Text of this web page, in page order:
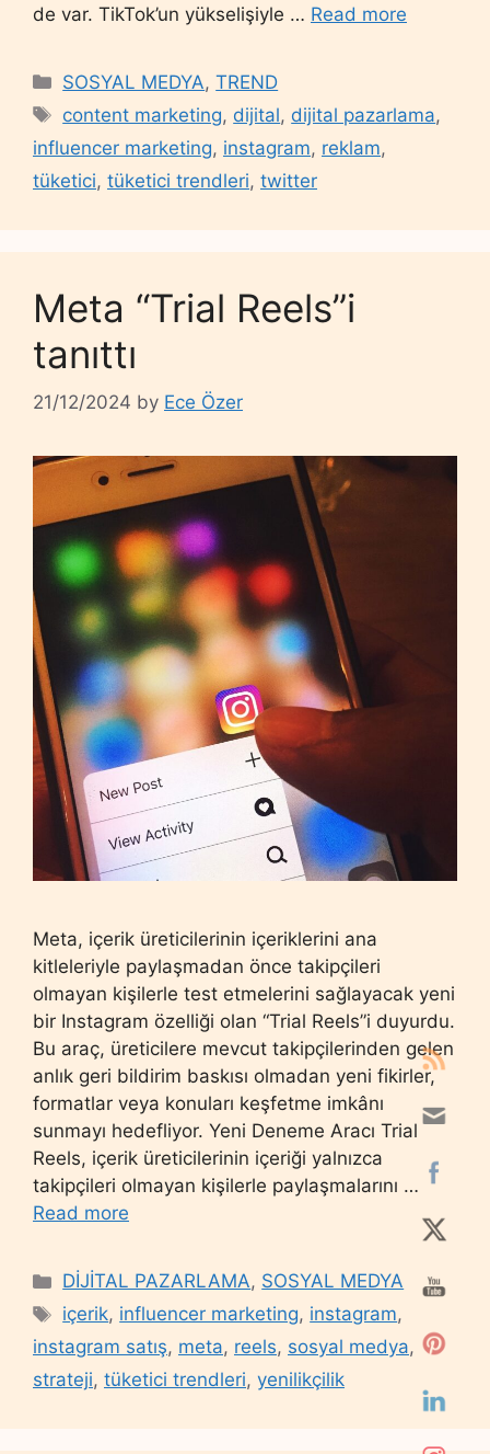
de var. TikTok’un yükselişiyle … Read more
Categories
SOSYAL MEDYA,TREND
Tags
content marketing, dijital, dijital pazarlama,
influencer marketing, instagram, reklam,
tüketici, tüketici trendleri, twitter
Meta “Trial Reels”i
tanıttı
21/12/2024 by Ece Özer
Meta, içerik üreticilerinin içeriklerini ana
kitleleriyle paylaşmadan önce takipçileri
olmayan kişilerle test etmelerini sağlayacak yeni
bir Instagram özelliği olan “Trial Reels”i duyurdu.
Bu araç, üreticilere mevcut takipçilerinden gelen
anlık geri bildirim baskısı olmadan yeni fikirler,
formatlar veya konuları keşfetme imkânı
sunmayı hedefliyor. Yeni Deneme Aracı Trial
Reels, içerik üreticilerinin içeriği yalnızca
takipçileri olmayan kişilerle paylaşmalarını …
Read more
Categories
DİJİTAL PAZARLAMA, SOSYAL MEDYA
Tags
içerik, influencer marketing, instagram,
instagram satış, meta, reels, sosyal medya,
strateji, tüketici trendleri, yenilikçilik